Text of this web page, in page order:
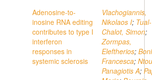
Adenosine-to-
inosine RNA editing
contributes to type I
interferon
responses in
systemic sclerosis
Vlachogiannis,
Nikolaos I; Tual-
Chalot, Simon;
Zormpas,
Eleftherios;
Francesca;
Panagiotis A;